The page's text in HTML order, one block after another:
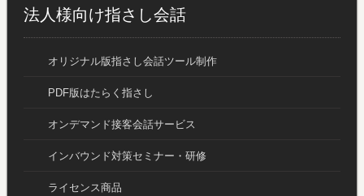
法人様向け指さし会話
オリジナル版指さし会話ツール制作
PDF版はたらく指さし
オンデマンド接客会話サービス
インバウンド対策セミナー・研修
ライセンス商品